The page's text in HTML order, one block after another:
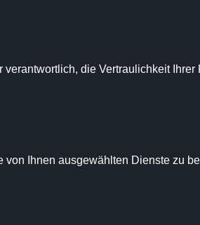
die Vertraulichkeit Ihrer
Ihnen ausgewählten Dienste zu